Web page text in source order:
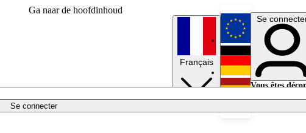
Ga naar de hoofdinhoud
Se connecter
Français
English
Deutsch
Se
Vous êtes